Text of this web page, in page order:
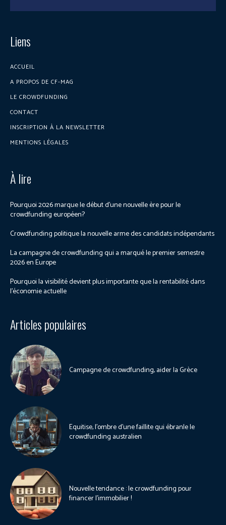
Liens
ACCUEIL
A PROPOS DE CF-MAG
LE CROWDFUNDING
CONTACT
INSCRIPTION À LA NEWSLETTER
MENTIONS LÉGALES
À lire
Pourquoi 2026 marque le début d’une nouvelle ère pour le
crowdfunding européen?
Crowdfunding politique la nouvelle arme des candidats indépendants
La campagne de crowdfunding qui a marqué le premier semestre
2026 en Europe
Pourquoi la visibilité devient plus importante que la rentabilité dans
l’économie actuelle
Articles populaires
Campagne de crowdfunding, aider la Grèce
Equitise, l’ombre d’une faillite qui ébranle le
crowdfunding australien
Nouvelle tendance : le crowdfunding pour
financer l’immobilier !